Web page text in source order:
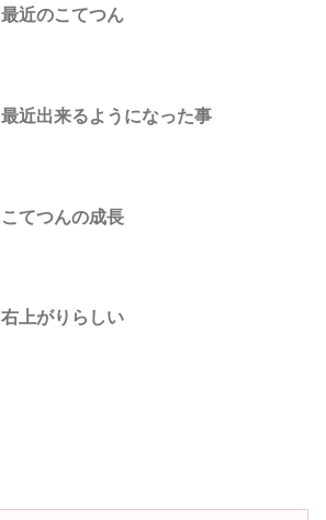
最近のこてつん
最近出来るようになった事
こてつんの成長
右上がりらしい